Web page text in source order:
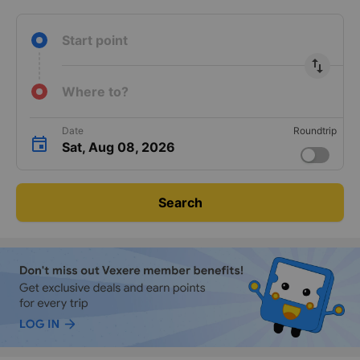
Start point
import_export
Where to?
Date
Sat, Aug 08, 2026
Roundtrip
Search